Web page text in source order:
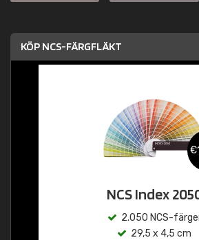
KÖP NCS-FÄRGFLÄKT
NCS Index
2.050 NCS-
29,5 x 4,5 cm